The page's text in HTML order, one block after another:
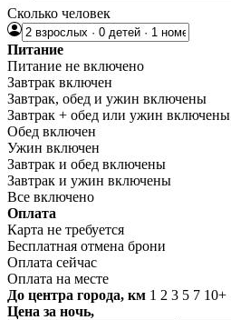
Сколько человек
Питание
Питание не включено
Завтрак включен
Завтрак, обед и ужин включены
Завтрак + обед или ужин включены
Обед включен
Ужин включен
Завтрак и обед включены
Завтрак и ужин включены
Все включено
Оплата
Карта не требуется
Бесплатная отмена брони
Оплата сейчас
Оплата на месте
До центра города, км 1 2 3 5 7 10+
Цена за ночь,